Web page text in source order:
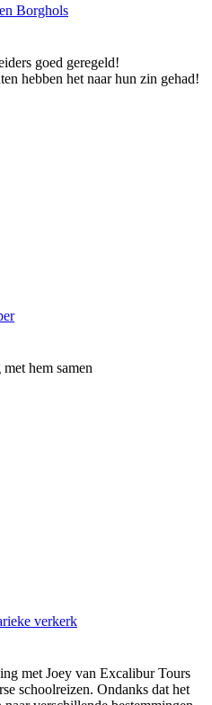
Borghols
goed geregeld!
hebben het naar hun zin gehad!
hem samen
verkerk
met Joey van Excalibur Tours
schoolreizen. Ondanks dat het